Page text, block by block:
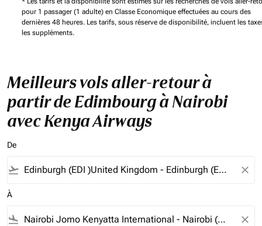
pour 1 passager (1 adulte) en Classe Economique effectuées au cours des
dernières 48 heures. Les tarifs, sous réserve de disponibilité, incluent les
les suppléments.
Meilleurs vols aller-retour à
partir de Edimbourg à Nairobi
avec Kenya Airways
De
flight_takeoff close
À
flight_land close